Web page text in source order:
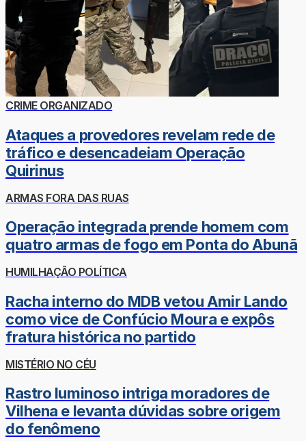
CRIME ORGANIZADO
Ataques a provedores revelam rede de
tráfico e desencadeiam Operação
Quirinus
ARMAS FORA DAS RUAS
Operação integrada prende homem com
quatro armas de fogo em Ponta do Abunã
HUMILHAÇÃO POLÍTICA
Racha interno do MDB vetou Amir Lando
como vice de Confúcio Moura e expôs
fratura histórica no partido
MISTÉRIO NO CÉU
Rastro luminoso intriga moradores de
Vilhena e levanta dúvidas sobre origem
do fenômeno